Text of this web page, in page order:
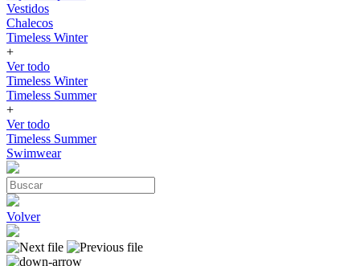
Vestidos
Chalecos
Timeless Winter
+
Ver todo
Timeless Winter
Timeless Summer
+
Ver todo
Timeless Summer
Swimwear
Volver